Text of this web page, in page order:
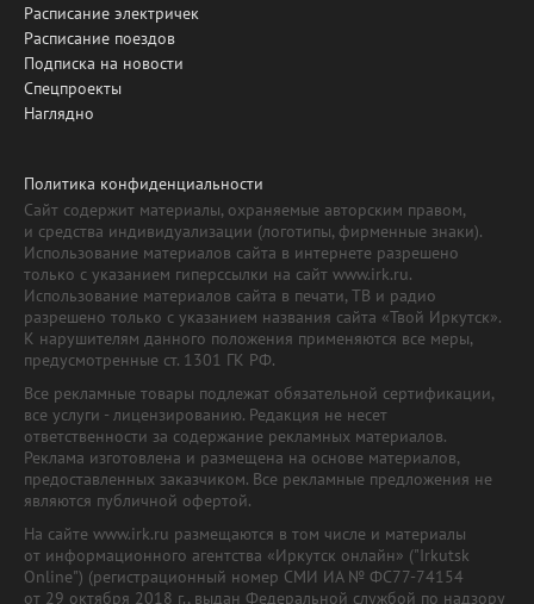
Расписание электричек
Расписание поездов
Подписка на новости
Спецпроекты
Наглядно
Политика конфиденциальности
Сайт содержит материалы, охраняемые авторским правом,
и средства индивидуализации (логотипы, фирменные знаки).
Использование материалов сайта в интернете разрешено
только с указанием гиперссылки на сайт www.irk.ru.
Использование материалов сайта в печати, ТВ и радио
разрешено только с указанием названия сайта «Твой Иркутск».
К нарушителям данного положения применяются все меры,
предусмотренные ст. 1301 ГК РФ.
Все рекламные товары подлежат обязательной сертификации,
все услуги - лицензированию. Редакция не несет
ответственности за содержание рекламных материалов.
Реклама изготовлена и размещена на основе материалов,
предоставленных заказчиком. Все рекламные предложения не
являются публичной офертой.
На сайте www.irk.ru размещаются в том числе и материалы
от информационного агентства «Иркутск онлайн» ("Irkutsk
Online") (регистрационный номер СМИ ИА № ФС77-74154
от 29 октября 2018 г., выдан Федеральной службой по надзору